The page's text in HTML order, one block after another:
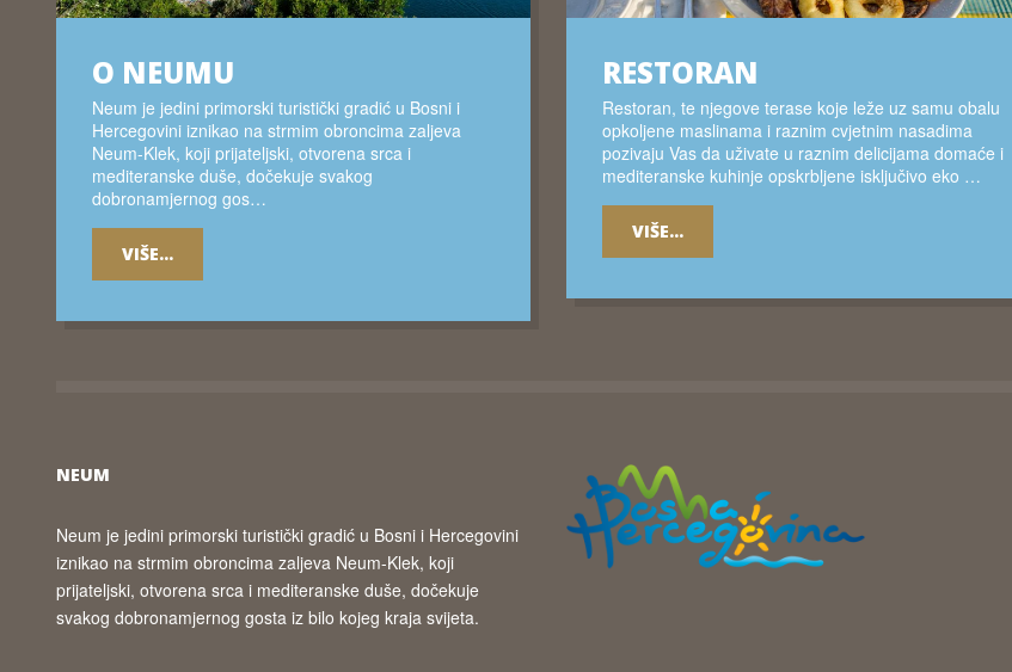
O NEUMU
Neum je jedini primorski turistički gradić u Bosni i
Hercegovini iznikao na strmim obroncima zaljeva
Neum-Klek, koji prijateljski, otvorena srca i
mediteranske duše, dočekuje svakog
dobronamjernog gos…
VIŠE...
RESTORAN
Restoran, te njegove terase koje leže uz samu obalu
opkoljene maslinama i raznim cvjetnim nasadima
pozivaju Vas da uživate u raznim delicijama domaće i
mediteranske kuhinje opskrbljene isključivo eko …
VIŠE...
NEUM
Neum je jedini primorski turistički gradić u Bosni i Hercegovini
iznikao na strmim obroncima zaljeva Neum-Klek, koji
prijateljski, otvorena srca i mediteranske duše, dočekuje
svakog dobronamjernog gosta iz bilo kojeg kraja svijeta.